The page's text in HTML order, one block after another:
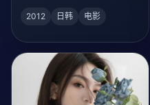
2012 日韩 电影